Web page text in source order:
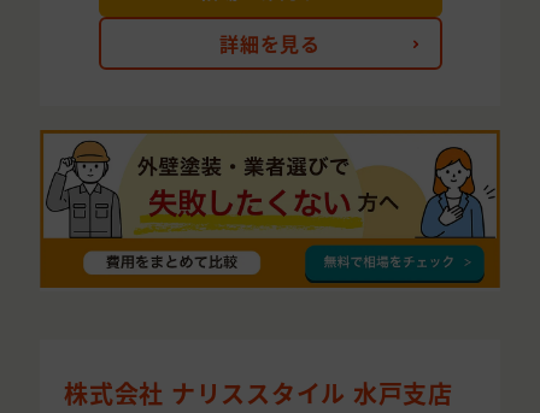
詳細を見る
株式会社 ナリススタイル 水戸支店